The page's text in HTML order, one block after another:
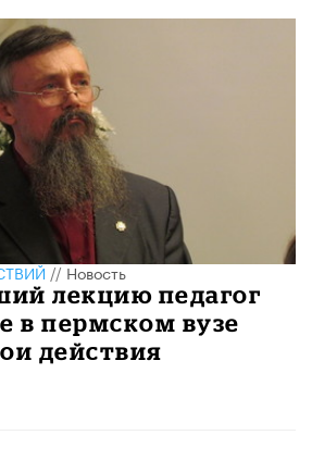
//Новость
лекцию педагог
в пермском вузе
действия